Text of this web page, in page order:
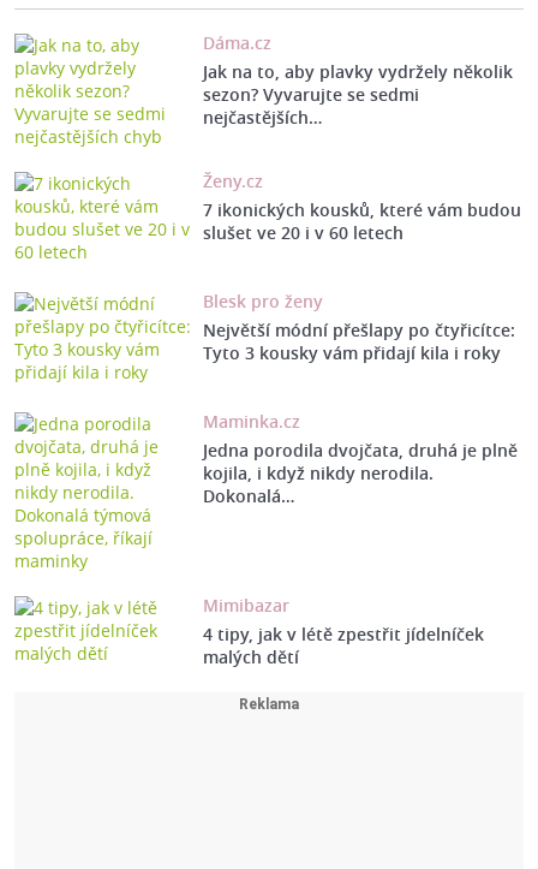
Dáma.cz
Jak na to, aby plavky vydržely několik
sezon? Vyvarujte se sedmi
nejčastějších…
Ženy.cz
7 ikonických kousků, které vám budou
slušet ve 20 i v 60 letech
Blesk pro ženy
Největší módní přešlapy po čtyřicítce:
Tyto 3 kousky vám přidají kila i roky
Maminka.cz
Jedna porodila dvojčata, druhá je plně
kojila, i když nikdy nerodila.
Dokonalá…
Mimibazar
4 tipy, jak v létě zpestřit jídelníček
malých dětí